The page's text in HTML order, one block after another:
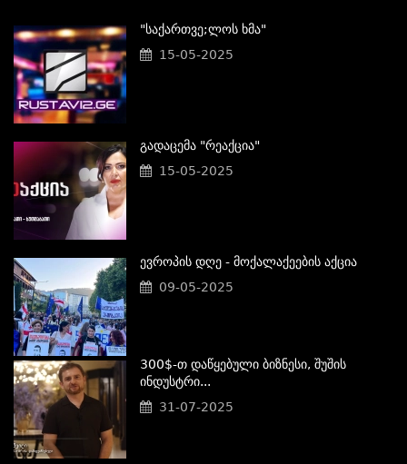
"საქართვე;ლოს Ხმა"
15-05-2025
Გადაცემა "რეაქცია"
15-05-2025
Ევროპის Დღე - Მოქალაქეების Აქცია
09-05-2025
300$-Თ Დაწყებული Ბიზნესი, Შუშის
Ინდუსტრი...
31-07-2025